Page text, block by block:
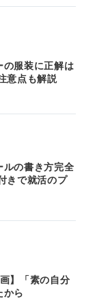
の服装に正解は
意点も解説
ルの書き方完全
きで就活のプ
】「素の自分
から